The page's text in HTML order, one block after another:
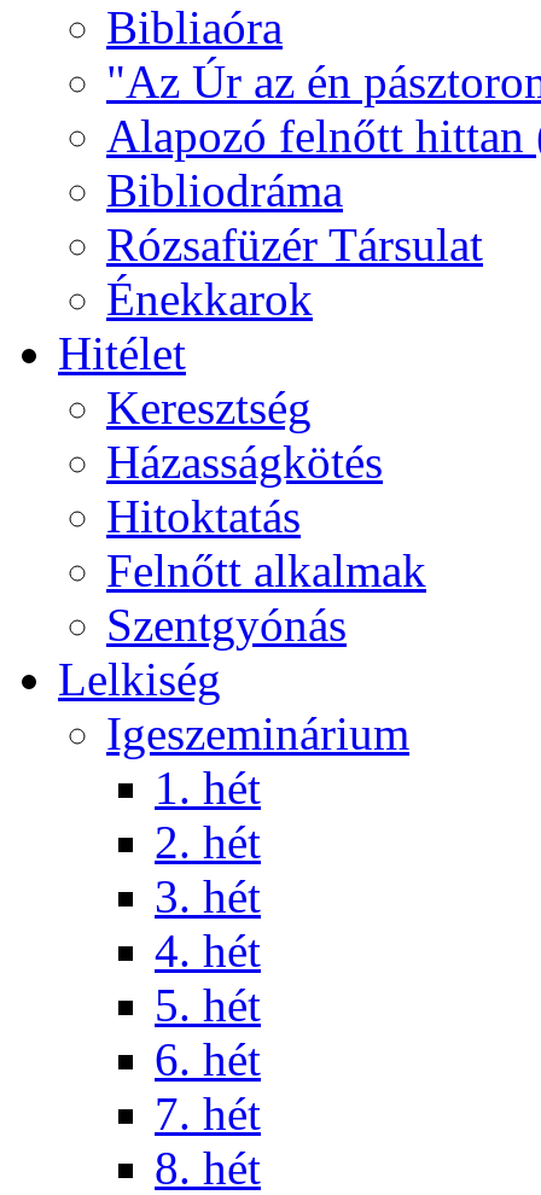
Bibliaóra
"Az Úr az én
Alapozó felnőtt hittan
Bibliodráma
Rózsafüzér Társulat
Énekkarok
Hitélet
Keresztség
Házasságkötés
Hitoktatás
Felnőtt alkalmak
Szentgyónás
Lelkiség
Igeszeminárium
1. hét
2. hét
3. hét
4. hét
5. hét
6. hét
7. hét
8. hét